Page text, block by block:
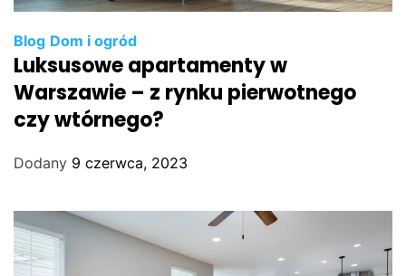
Blog Dom i ogród
Luksusowe apartamenty w
Warszawie – z rynku pierwotnego
czy wtórnego?
Dodany 9 czerwca, 2023